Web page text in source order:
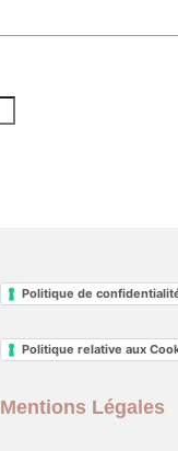
Politique de
Politique relative aux
Mentions Légales